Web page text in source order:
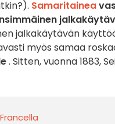
Samaritainea
jalkakäytävän
myös samaa
. Sitten, vuonna 1883,